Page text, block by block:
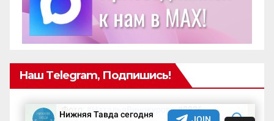
Наш Telegram, Подпишись!